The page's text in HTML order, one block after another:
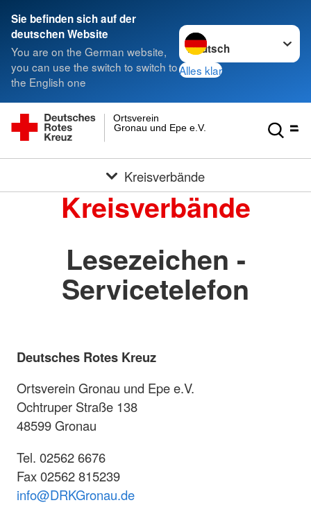
Sie befinden sich auf der
deutschen Website
You are on the German website,
you can use the switch to switch to
the English one
Sprache wechseln zu
Alles klar
Gronau und Epe e.V.
Ortsverein
Kreisverbände
Kreisverbände
Lesezeichen -
Servicetelefon
Deutsches Rotes Kreuz
Ortsverein Gronau und Epe e.V.
Ochtruper Straße 138
48599 Gronau
Tel. 02562 6676
Fax 02562 815239
info@DRKGronau.de